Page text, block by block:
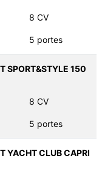
8 CV
5 portes
SPORT&STYLE 150
8 CV
5 portes
YACHT CLUB CAPRI